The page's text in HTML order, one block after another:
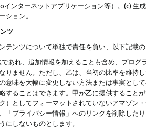
インターネットアプリケーション等）。(c)
ション。
ツ
テンツについて単独で責任を負い、以下記載
あれ、追加情報を加えることも含め、プロ
りません。ただし、乙は、当初の比率を維持
意味を大幅に変更しない方法または事実とし
することはできます。甲が乙に提供すること
）としてフォーマットされていないアマゾン
「プライバシー情報」へのリンクを削除した
にしないものとします。